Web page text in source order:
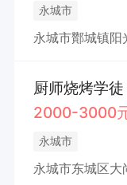
永城市
永城市酇城镇阳
厨师烧烤学徒
2000-3000
永城市
永城市东城区大